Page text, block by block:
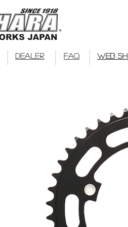
DEALER FAQ WEB